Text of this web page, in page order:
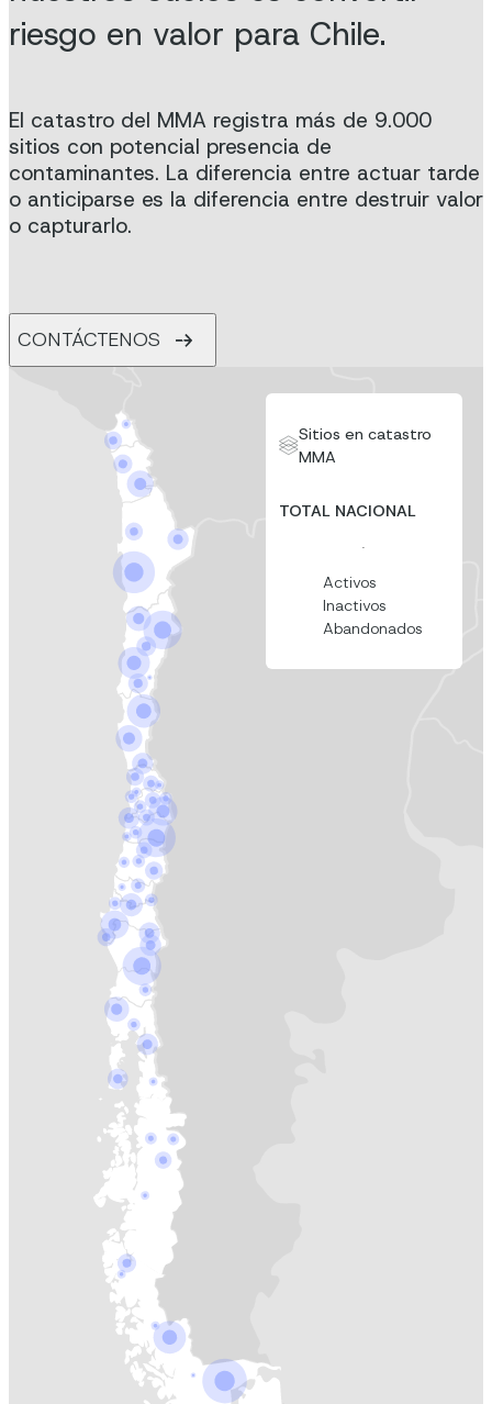
Sitios en catastro
MMA
TOTAL NACIONAL
Activos
Inactivos
Abandonados
riesgo en valor para Chile.
El catastro del MMA registra más de 9.000
sitios con potencial presencia de
contaminantes. La diferencia entre actuar tarde
o anticiparse es la diferencia entre destruir valor
o capturarlo.
CONTÁCTENOS